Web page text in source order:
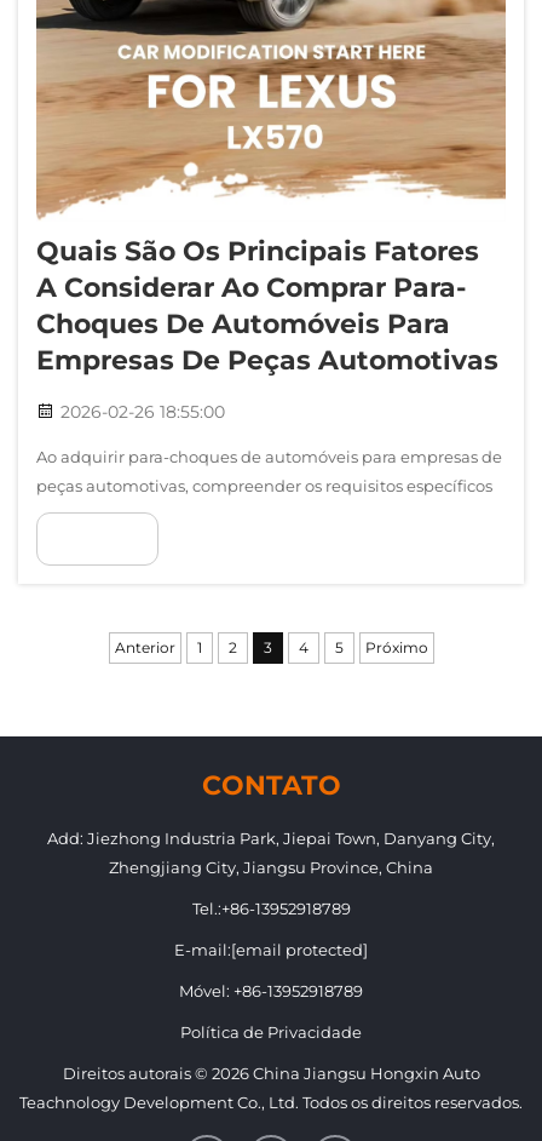
Quais São Os Principais Fatores
A Considerar Ao Comprar Para-
Choques De Automóveis Para
Empresas De Peças Automotivas
2026-02-26 18:55:00
Ao adquirir para-choques de automóveis para empresas de
peças automotivas, compreender os requisitos específicos
para modelos de SUV de luxo, como o LX570, torna-se
Anterior 1 2 3 4 5 Próximo
CONTATO
Add: Jiezhong Industria Park, Jiepai Town, Danyang City,
Zhengjiang City, Jiangsu Province, China
Tel.:+86-13952918789
E-mail:[email protected]
Móvel: +86-13952918789
Política de Privacidade
Direitos autorais © 2026 China Jiangsu Hongxin Auto
Teachnology Development Co., Ltd. Todos os direitos reservados.